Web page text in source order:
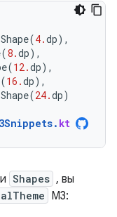
(4.dp),
(8.dp),
(12.dp),
(16.dp),
(24.dp)
. kt
Shapes , вы
M3: